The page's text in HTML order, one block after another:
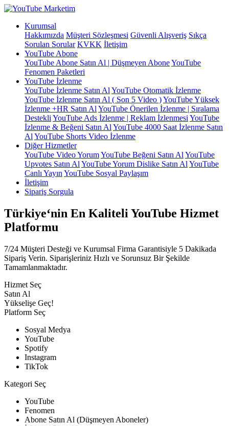
Kurumsal
Hakkımızda Müşteri Sözleşmesi Güvenli Alışveriş Sıkça
Sorulan Sorular KVKK İletişim
YouTube Abone
YouTube Abone Satın Al | Düşmeyen AboneYouTube
Fenomen Paketleri
YouTube İzlenme
YouTube İzlenme Satın Al YouTube Otomatik İzlenme
YouTube İzlenme Satın Al ( Son 5 Video )YouTube Yüksek
İzlenme +HR Satın Al YouTube Önerilen İzlenme | Sıralama
Destekli YouTube Ads İzlenme | Reklam İzlenmesi YouTube
İzlenme & Beğeni Satın Al YouTube 4000 Saat İzlenme Satın
Al YouTube Shorts Video İzlenme
Diğer Hizmetler
YouTube Video YorumYouTube Beğeni Satın Al YouTube
Upvotes Satın Al YouTube Yorum Dislike Satın Al YouTube
Canlı Yayın YouTube Sosyal Paylaşım
İletişim
Sipariş Sorgula
Türkiye‘nin En Kaliteli YouTube Hizmet
Platformu
7/24 Müşteri Desteği ve Kurumsal Firma Garantisiyle 5 Dakikada
Sipariş Verin. Siparişleriniz Hızlı ve Sorunsuz Bir Şekilde
Tamamlanmaktadır.
Hizmet Seç
Satın Al
Yükselişe Geç!
Platform Seç
Sosyal Medya
YouTube
Spotify
Instagram
TikTok
Kategori Seç
YouTube
Fenomen
Abone Satın Al (Düşmeyen Aboneler)